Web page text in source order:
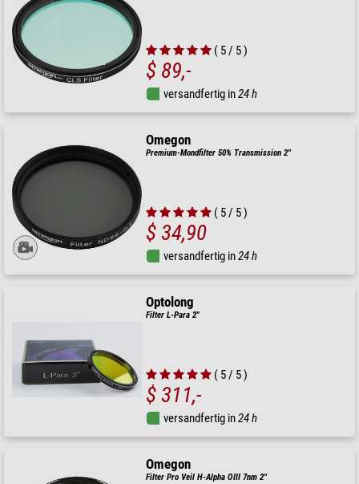
( 5 / 5 )
$ 89,-
versandfertig in24 h
Omegon
Premium-Mondfilter 50% Transmission 2''
( 5 / 5 )
$ 34,90
versandfertig in24 h
Optolong
Filter L-Para 2"
( 5 / 5 )
$ 311,-
versandfertig in24 h
Omegon
Filter Pro Veil H-Alpha OIII 7nm 2''